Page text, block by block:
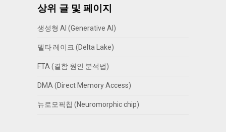
상위 글 및 페이지
생성형 AI (Generative AI)
델타 레이크 (Delta Lake)
FTA (결함 원인 분석법)
DMA (Direct Memory Access)
뉴로모픽칩 (Neuromorphic chip)